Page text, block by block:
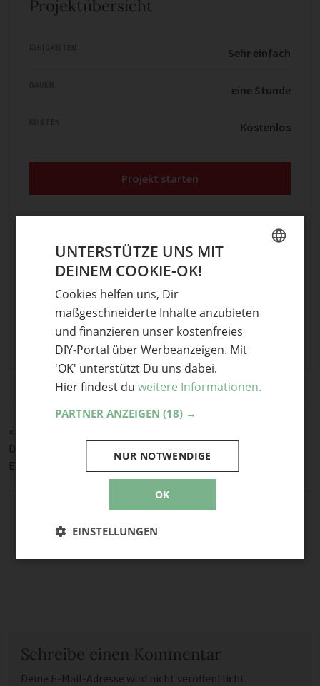
Projektübersicht
Sehr einfach
eine Stunde
Kostenlos
Projekt starten
Teile mit Freunden
Geschenkverpackung selber machen Papierschleife
Schleife Schleifen
«
DIY WEIHNACHTLICHE BILDERRAHMEN MIT BASTIAN DEM
ELCH
Schreibe einen Kommentar
Deine E-Mail-Adresse wird nicht veröffentlicht.
UNTERSTÜTZE UNS MIT
DEINEM COOKIE-OK!
Cookies helfen uns, Dir
maßgeschneiderte Inhalte anzubieten
und finanzieren unser kostenfreies
DIY-Portal über Werbeanzeigen. Mit
'OK' unterstützt Du uns dabei.
Hier findest du weitere Informationen.
PARTNER ANZEIGEN (18) →
OK
NUR NOTWENDIGE
EINSTELLUNGEN